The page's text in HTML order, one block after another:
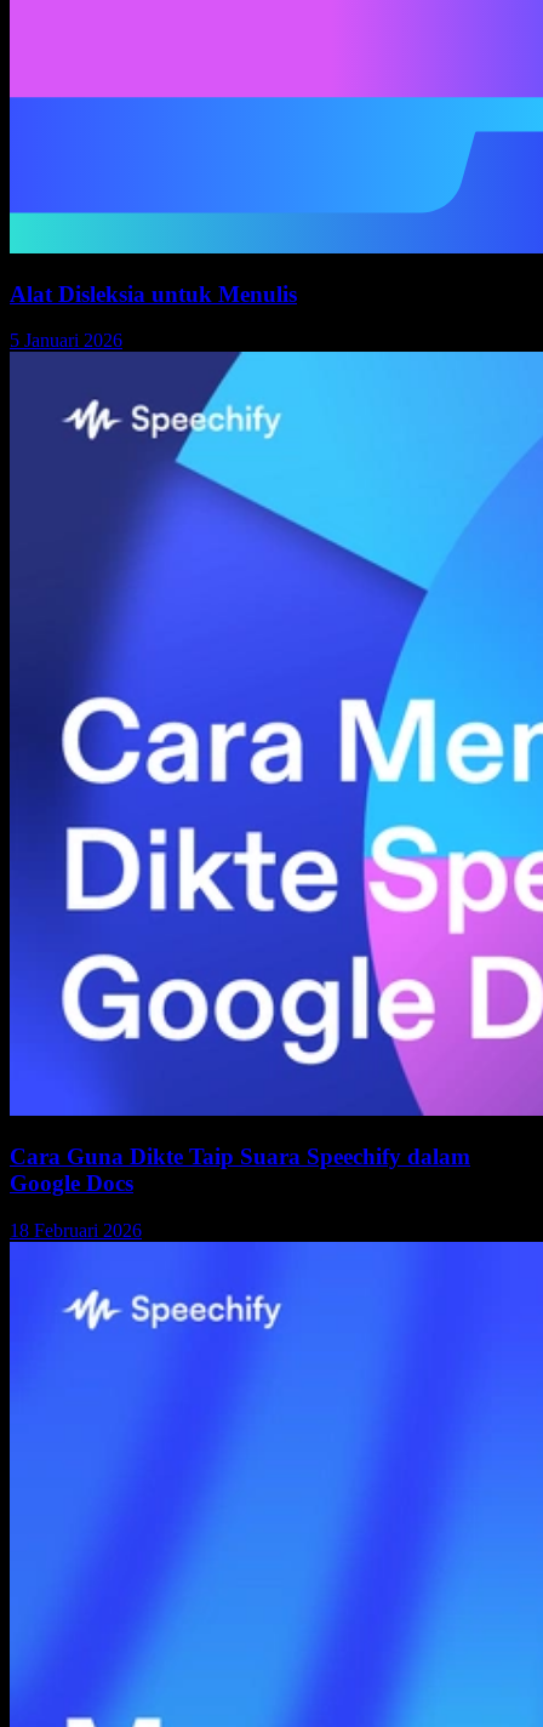
Alat Disleksia untuk Menulis
5 Januari 2026
Cara Guna Dikte Taip Suara Speechify dalam
Google Docs
18 Februari 2026